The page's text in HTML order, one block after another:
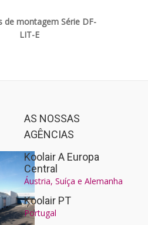
de montagem Série DF-
LIT-E
AS NOSSAS
AGÊNCIAS
Koolair A Europa
Central
Áustria, Suíça e Alemanha
Koolair PT
Portugal